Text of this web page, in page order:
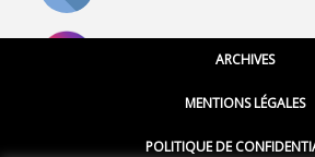
@montpellierpoinginfo
ARCHIVES
MENTIONS LÉGALES
POLITIQUE DE